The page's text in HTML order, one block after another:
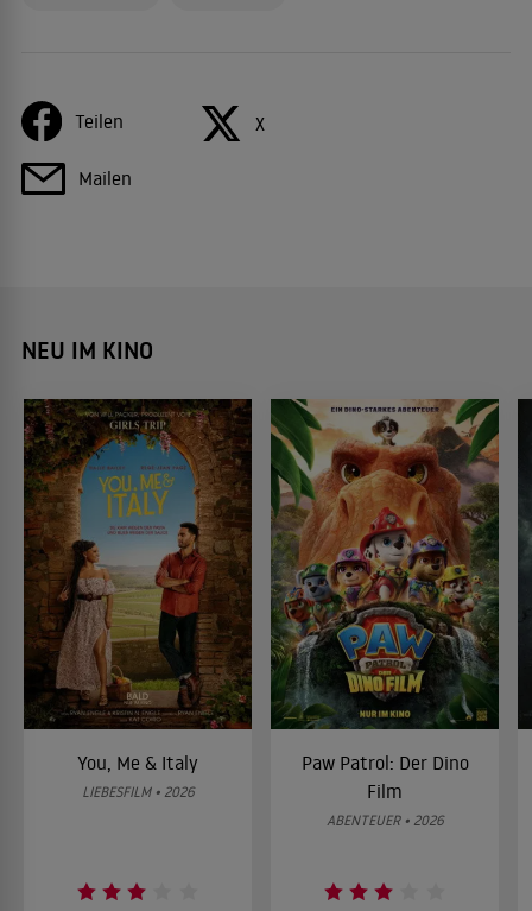
Teilen X
Mailen
NEU IM KINO
You, Me & Italy
LIEBESFILM • 2026
Paw Patrol: Der Dino
Film
ABENTEUER • 2026